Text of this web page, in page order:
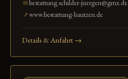
✉bestattung.schilder-juergen@gmx.de
↗www.bestattung-bautzen.de
Details & Anfahrt →